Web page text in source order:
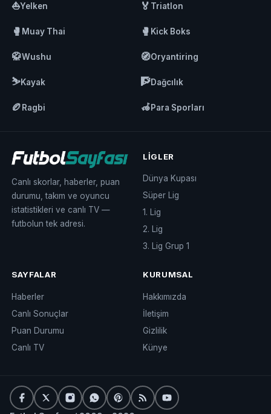
⛵Yelken 🏅 Triatlon
🥊 Muay Thai 🥊 Kick Boks
🥋Wushu 🧭Oryantiring
⛷️Kayak 🧗Dağcılık
🏉 Ragbi 🦽Para Sporları
Canlı skorlar, haberler, puan
durumu, takım ve oyuncu
istatistikleri ve canlı TV —
futbolun tek adresi.
LIGLER
Dünya Kupası
Süper Lig
1. Lig
2. Lig
3. Lig Grup 1
SAYFALAR
Haberler
Canlı Sonuçlar
Puan Durumu
Canlı TV
KURUMSAL
Hakkımızda
İletişim
Gizlilik
Künye